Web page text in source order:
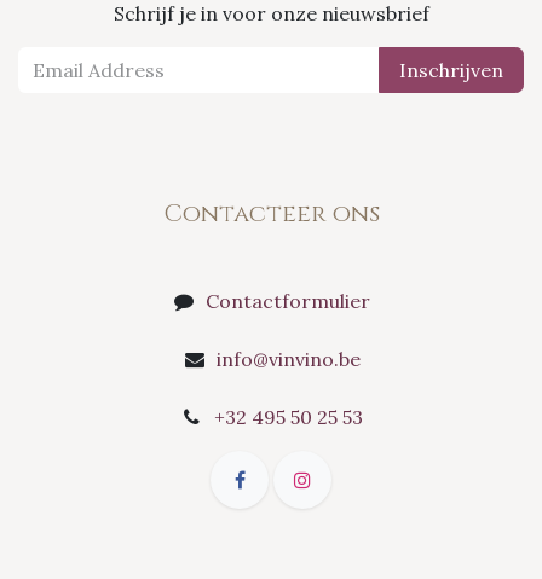
Schrijf je in voor onze nieuwsbrief
Inschrijven
Contacteer ons
Contactformulier
info@vinvino.be
+32 495 50 25 53